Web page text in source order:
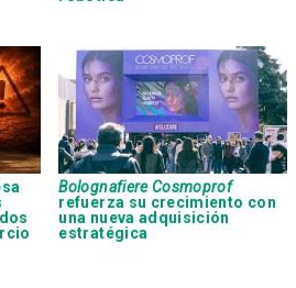
Bolognafiere Cosmoprof
refuerza su crecimiento con
una nueva adquisición
estratégica